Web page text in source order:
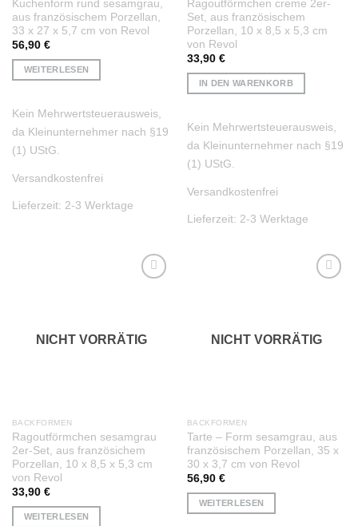
Kuchenform rund sesamgrau,
aus französischem Porzellan,
33 x 27 x 5,7 cm von Revol
56,90 €
WEITERLESEN
Kein Mehrwertsteuerausweis,
da Kleinunternehmer nach §19
(1) UStG.
Versandkostenfrei
Lieferzeit: 2-3 Werktage
Ragoutförmchen creme 2er-
Set, aus französischem
Porzellan, 10 x 8,5 x 5,3 cm
von Revol
33,90 €
IN DEN WARENKORB
Kein Mehrwertsteuerausweis,
da Kleinunternehmer nach §19
(1) UStG.
Versandkostenfrei
Lieferzeit: 2-3 Werktage
NICHT VORRÄTIG
BACKFORMEN
Ragoutförmchen sesamgrau
2er-Set, aus französichem
Porzellan, 10 x 8,5 x 5,3 cm
von Revol
33,90 €
WEITERLESEN
NICHT VORRÄTIG
BACKFORMEN
Tarte – Form sesamgrau, aus
französischem Porzellan, 35 x
30 x 3,7 cm von Revol
56,90 €
WEITERLESEN